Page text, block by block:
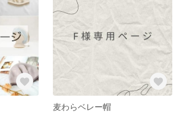
麦わらベレー帽